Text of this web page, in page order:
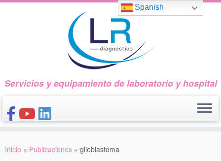
Saltar
Servicios y equipamiento de laboratorio y hospital
CONÓCENOS
Inicio » Publicaciones » glioblastoma
Spanish